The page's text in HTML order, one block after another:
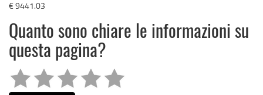
€ 9441.03
Quanto sono chiare le informazioni su
questa pagina?